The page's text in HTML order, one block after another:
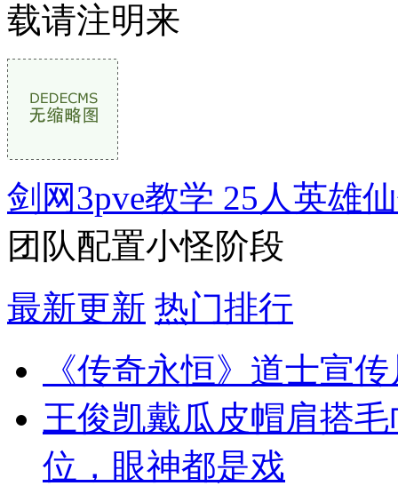
载请注明来
剑网3pve教学 25人英雄
团队配置小怪阶段
最新更新 热门排行
《传奇永恒》道士宣
王俊凯戴瓜皮帽肩搭
位，眼神都是戏